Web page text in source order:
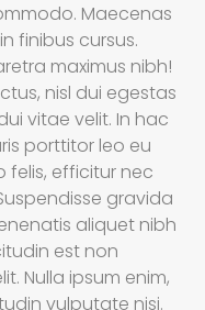
Maecenas
finibus cursus.
maximus nibh!
nisl dui egestas
vitae velit. In hac
porttitor leo eu
felis, efficitur nec
gravida
aliquet nibh
est non
Nulla ipsum enim,
vulputate nisi.